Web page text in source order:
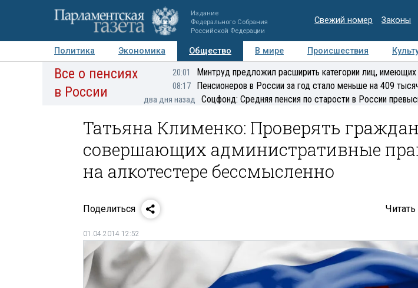
Издание
Федерального Собрания
Российской Федерации
Свежий номер Законы
Политика Экономика Общество В мире Происшествия
Авторы Персоны Мнения Регионы Медиацентр Интервью
Все о пенсиях
в России
20:01 Минтруд предложил расширить категории лиц, имеющих
08:17 Пенсионеров в России за год стало меньше на 409
два дня назад Соцфонд: Средняя пенсия по старости в России
Татьяна Клименко: Проверять
совершающих административные
на алкотестере бессмысленно
Поделиться Читать
01.04.2014 12:52